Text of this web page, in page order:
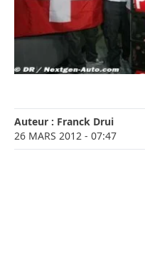
Auteur : Franck Drui
26 MARS 2012 - 07:47